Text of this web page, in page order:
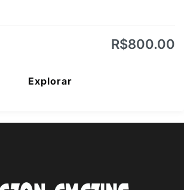
R$800.00
Explorar